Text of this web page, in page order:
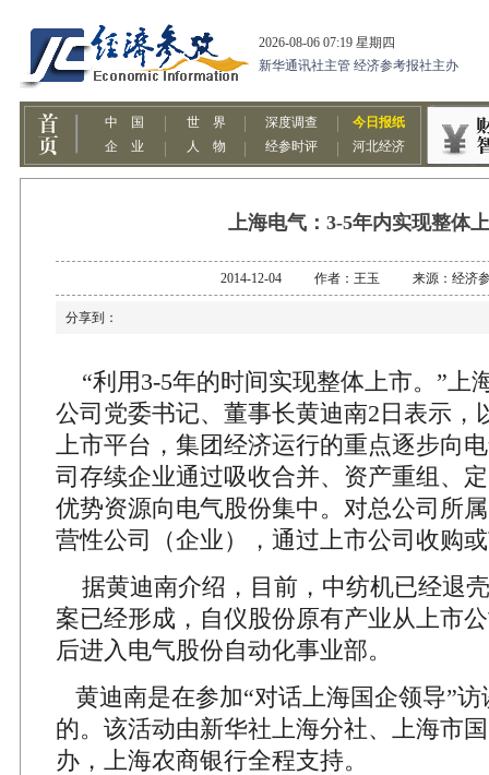
上海电气：3-5年内实现整体
2014-12-04 作者：王玉 来源：经济参
分享到：
“利用3-5年的时间实现整体上市。”上
公司党委书记、董事长黄迪南2日表示，
上市平台，集团经济运行的重点逐步向
司存续企业通过吸收合并、资产重组、
优势资源向电气股份集中。对总公司所
营性公司（企业），通过上市公司收购
据黄迪南介绍，目前，中纺机已经退
案已经形成，自仪股份原有产业从上市
后进入电气股份自动化事业部。
黄迪南是在参加“对话上海国企领导”
的。该活动由新华社上海分社、上海市
办，上海农商银行全程支持。